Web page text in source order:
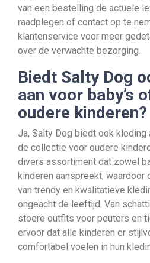
van een bestelling de actuele
raadplegen of contact op te
klantenservice voor meer
over de verwachte bezorging.
Biedt Salty Dog
aan voor baby’s
oudere kinderen?
Ja, Salty Dog biedt ook kleding
de collectie voor oudere
divers assortiment dat zowel
kinderen aanspreekt, waardoor
van trendy en kwalitatieve
ongeacht de leeftijd. Van
stoere outfits voor peuters en
ervoor dat alle kinderen er
comfortabel voelen in hun